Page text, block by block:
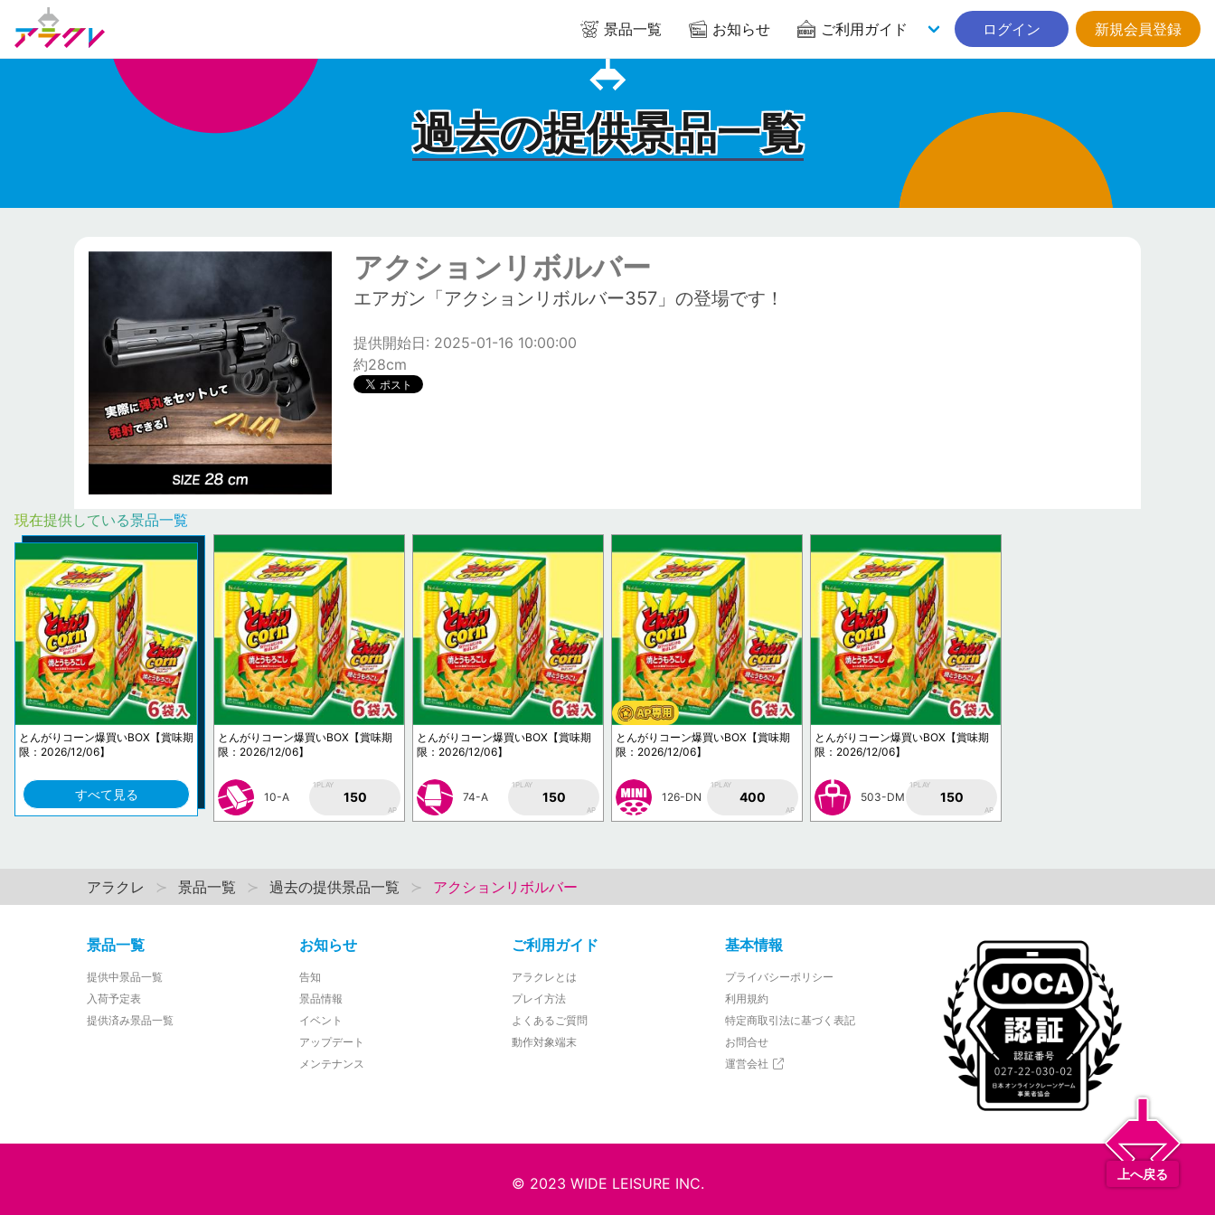
景品一覧 お知らせ ご利用ガイド ログイン 新規会員登録
過去の提供景品一覧
アクションリボルバー
エアガン「アクションリボルバー357」の登場です！
提供開始日: 2025-01-16 10:00:00
約28cm
現在提供している景品一覧
とんがりコーン爆買いBOX【賞味期
限：2026/12/06】
すべて見る
とんがりコーン爆買いBOX【賞味期
限：2026/12/06】
10-A
1PLAY
150
AP
とんがりコーン爆買いBOX【賞味期
限：2026/12/06】
74-A
1PLAY
150
AP
とんがりコーン爆買いBOX【賞味期
限：2026/12/06】
126-DN
1PLAY
400
AP
とんがりコーン爆買いBOX【賞味期
限：2026/12/06】
503-DM
1PLAY
150
AP
アラクレ 景品一覧 過去の提供景品一覧 アクションリボルバー
景品一覧
提供中景品一覧
入荷予定表
提供済み景品一覧
お知らせ
告知
景品情報
イベント
アップデート
メンテナンス
ご利用ガイド
アラクレとは
プレイ方法
よくあるご質問
動作対象端末
基本情報
プライバシーポリシー
利用規約
特定商取引法に基づく表記
お問合せ
運営会社
© 2023 WIDE LEISURE INC.
上へ戻る